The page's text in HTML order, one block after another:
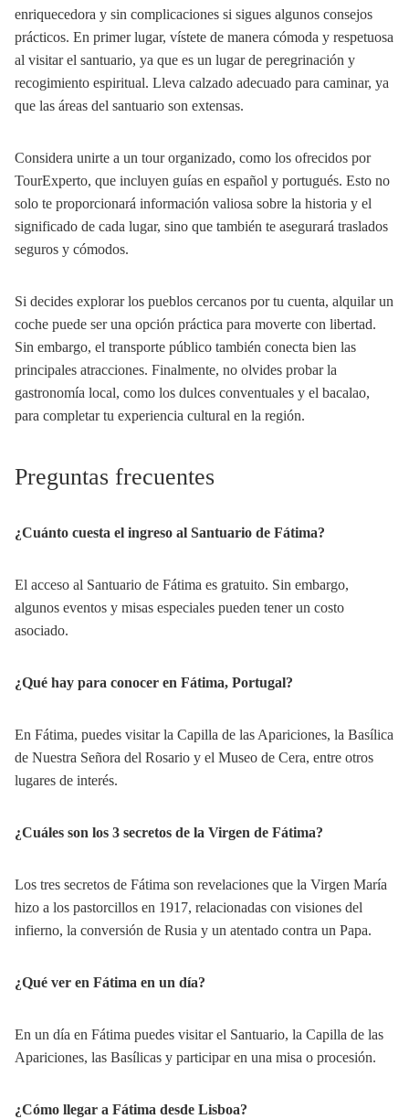
enriquecedora y sin complicaciones si sigues algunos consejos
prácticos. En primer lugar, vístete de manera cómoda y respetuosa
al visitar el santuario, ya que es un lugar de peregrinación y
recogimiento espiritual. Lleva calzado adecuado para caminar, ya
que las áreas del santuario son extensas.
Considera unirte a un tour organizado, como los ofrecidos por
TourExperto, que incluyen guías en español y portugués. Esto no
solo te proporcionará información valiosa sobre la historia y el
significado de cada lugar, sino que también te asegurará traslados
seguros y cómodos.
Si decides explorar los pueblos cercanos por tu cuenta, alquilar un
coche puede ser una opción práctica para moverte con libertad.
Sin embargo, el transporte público también conecta bien las
principales atracciones. Finalmente, no olvides probar la
gastronomía local, como los dulces conventuales y el bacalao,
para completar tu experiencia cultural en la región.
Preguntas frecuentes
¿Cuánto cuesta el ingreso al Santuario de Fátima?
El acceso al Santuario de Fátima es gratuito. Sin embargo,
algunos eventos y misas especiales pueden tener un costo
asociado.
¿Qué hay para conocer en Fátima, Portugal?
En Fátima, puedes visitar la Capilla de las Apariciones, la Basílica
de Nuestra Señora del Rosario y el Museo de Cera, entre otros
lugares de interés.
¿Cuáles son los 3 secretos de la Virgen de Fátima?
Los tres secretos de Fátima son revelaciones que la Virgen María
hizo a los pastorcillos en 1917, relacionadas con visiones del
infierno, la conversión de Rusia y un atentado contra un Papa.
¿Qué ver en Fátima en un día?
En un día en Fátima puedes visitar el Santuario, la Capilla de las
Apariciones, las Basílicas y participar en una misa o procesión.
¿Cómo llegar a Fátima desde Lisboa?